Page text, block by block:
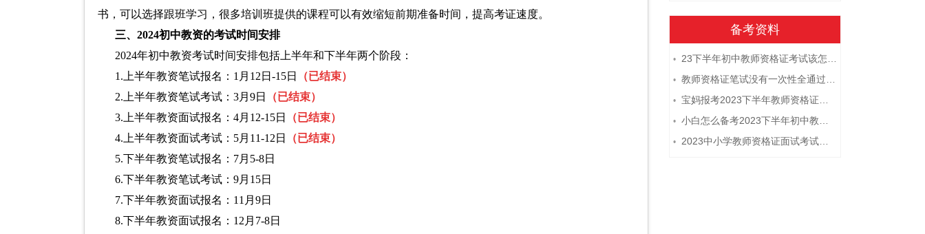
书，可以选择跟班学习，很多培训班提供的课程可以有效缩短前期准备时间，提高考证速度。
三、2024初中教资的考试时间安排
2024年初中教资考试时间安排包括上半年和下半年两个阶段：
1.上半年教资笔试报名：1月12日-15日
（已结束）
2.上半年教资笔试考试：3月9日
（已结束）
3.上半年教资面试报名：4月12-15日
（已结束）
4.上半年教资面试考试：5月11-12日
（已结束）
5.下半年教资笔试报名：7月5-8日
6.下半年教资笔试考试：9月15日
7.下半年教资面试报名：11月9日
8.下半年教资面试报名：12月7-8日
备考资料
• 23下半年初中教师资格证考试该怎么复习？
• 教师资格证笔试没有一次性全通过下次需要重新报考吗？
• 宝妈报考2023下半年教师资格证需要报班备考吗？
• 小白怎么备考2023下半年初中教师资格证笔试？
• 2023中小学教师资格证面试考试注意事项